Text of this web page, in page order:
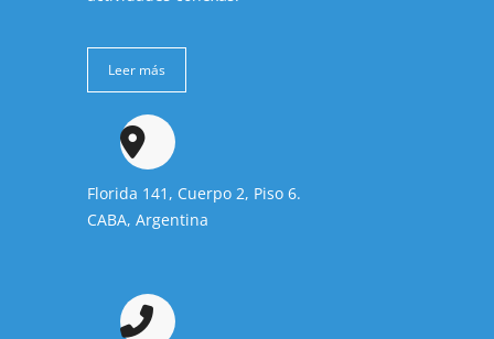
Leer más
Florida 141, Cuerpo 2, Piso 6.
CABA, Argentina